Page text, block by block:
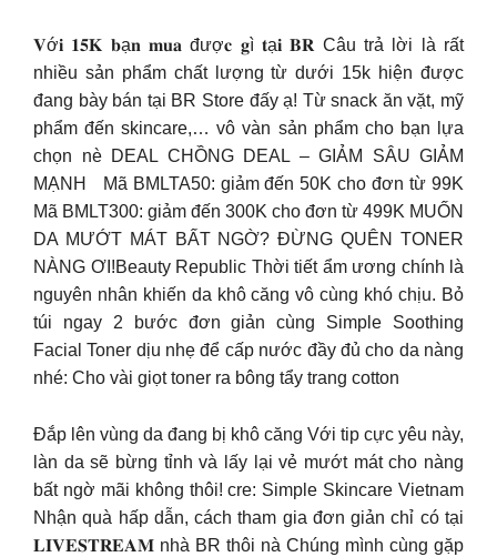
𝐕ớ𝐢 𝟏𝟓𝐊 𝐛ạ𝐧 𝐦𝐮𝐚 đượ𝐜 𝐠ì 𝐭ạ𝐢 𝐁𝐑 Câu trả lời là rất
nhiều sản phẩm chất lượng từ dưới 15k hiện được
đang bày bán tại BR Store đấy ạ! Từ snack ăn vặt, mỹ
phẩm đến skincare,… vô vàn sản phẩm cho bạn lựa
chọn nè DEAL CHỒNG DEAL – GIẢM SÂU GIẢM
MẠNH Mã BMLTA50: giảm đến 50K cho đơn từ 99K
Mã BMLT300: giảm đến 300K cho đơn từ 499K MUỐN
DA MƯỚT MÁT BẤT NGỜ? ĐỪNG QUÊN TONER
NÀNG ƠI!Beauty Republic Thời tiết ẩm ương chính là
nguyên nhân khiến da khô căng vô cùng khó chịu. Bỏ
túi ngay 2 bước đơn giản cùng Simple Soothing
Facial Toner dịu nhẹ để cấp nước đầy đủ cho da nàng
nhé: Cho vài giọt toner ra bông tẩy trang cotton ️
Đắp lên vùng da đang bị khô căng Với tip cực yêu này,
làn da sẽ bừng tỉnh và lấy lại vẻ mướt mát cho nàng
bất ngờ mãi không thôi! cre: Simple Skincare Vietnam
Nhận quà hấp dẫn, cách tham gia đơn giản chỉ có tại
𝐋𝐈𝐕𝐄𝐒𝐓𝐑𝐄𝐀𝐌 nhà BR thôi nà Chúng mình cùng gặp